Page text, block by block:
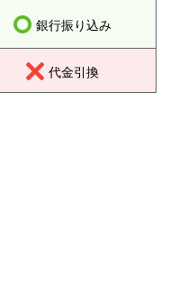
銀行振り込み
代金引換